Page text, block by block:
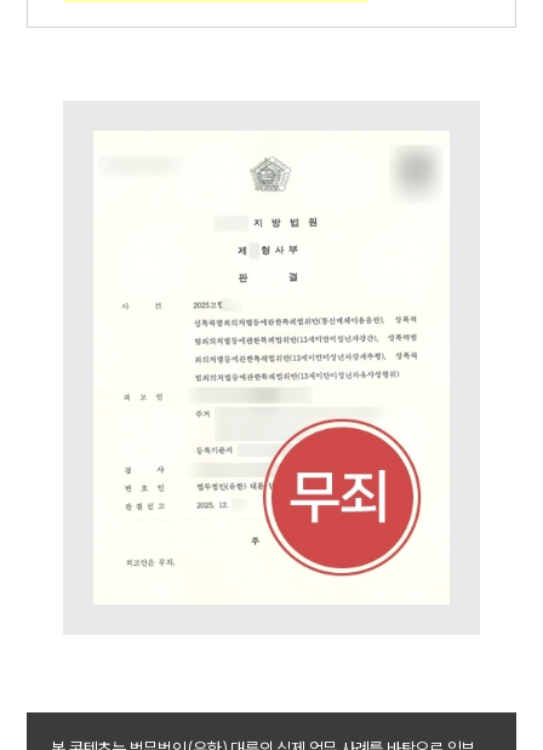
소식/자료
언론보도
공지사항
법률 블로그
법률서식
뉴스레터/브로슈어
세미나
대륜법률상담예약
대륜법률상담예약